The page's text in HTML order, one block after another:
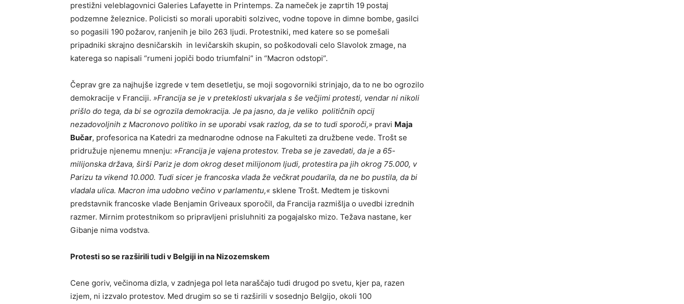
prestižni veleblagovnici Galeries Lafayette in Printemps. Za nameček je zaprtih 19 postaj
podzemne železnice. Policisti so morali uporabiti solzivec, vodne topove in dimne bombe, gasilci
so pogasili 190 požarov, ranjenih je bilo 263 ljudi. Protestniki, med katere so se pomešali
pripadniki skrajno desničarskih in levičarskih skupin, so poškodovali celo Slavolok zmage, na
katerega so napisali “rumeni jopiči bodo triumfalni” in “Macron odstopi”.
Čeprav gre za najhujše izgrede v tem desetletju, se moji sogovorniki strinjajo, da to ne bo ogrozilo
demokracije v Franciji. »Francija se je v preteklosti ukvarjala s še večjimi protesti, vendar ni nikoli
prišlo do tega, da bi se ogrozila demokracija. Je pa jasno, da je veliko političnih opcij
nezadovoljnih z Macronovo politiko in se uporabi vsak razlog, da se to tudi sporoči,» pravi Maja
Bučar, profesorica na Katedri za mednarodne odnose na Fakulteti za družbene vede. Trošt se
pridružuje njenemu mnenju: »Francija je vajena protestov. Treba se je zavedati, da je a 65-
milijonska država, širši Pariz je dom okrog deset milijonom ljudi, protestira pa jih okrog 75.000, v
Parizu ta vikend 10.000. Tudi sicer je francoska vlada že večkrat poudarila, da ne bo pustila, da bi
vladala ulica. Macron ima udobno večino v parlamentu,« sklene Trošt. Medtem je tiskovni
predstavnik francoske vlade Benjamin Griveaux sporočil, da Francija razmišlja o uvedbi izrednih
razmer. Mirnim protestnikom so pripravljeni prisluhniti za pogajalsko mizo. Težava nastane, ker
Gibanje nima vodstva.
Protesti so se razširili tudi v Belgiji in na Nizozemskem
Cene goriv, večinoma dizla, v zadnjega pol leta naraščajo tudi drugod po svetu, kjer pa, razen
izjem, ni izzvalo protestov. Med drugim so se ti razširili v sosednjo Belgijo, okoli 100